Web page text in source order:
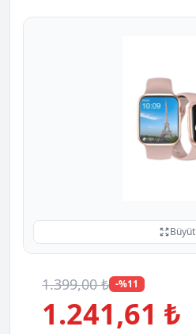
Büyüt
1.399,00 ₺ -%11
1.241,61 ₺